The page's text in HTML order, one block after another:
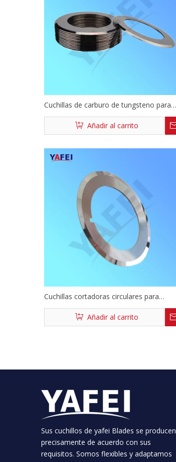
Cuchillas de carburo de tungsteno para
batería de litio
Añadir al carrito
Cuchillas cortadoras circulares para
batería de litio
Añadir al carrito
Sus cuchillos de yafei Blades se producen
precisamente de acuerdo con sus
requisitos. Somos flexibles y adaptamos